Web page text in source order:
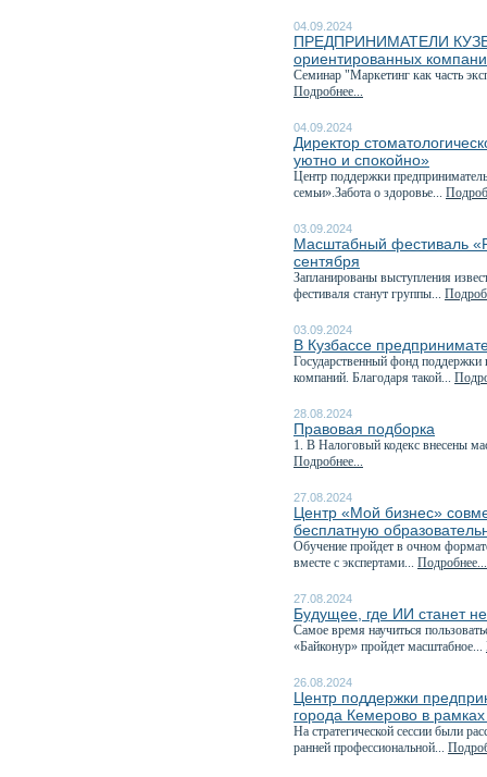
04.09.2024
ПРЕДПРИНИМАТЕЛИ
ориентированных
Семинар "Маркетинг как часть
Подробнее...
04.09.2024
Директор
уютно и спокойно»
Центр поддержки
семьи».Забота о здоровье...
03.09.2024
Масштабный фестиваль
сентября
Запланированы выступления
фестиваля станут группы...
03.09.2024
В Кузбассе
Государственный фонд поддержки
компаний. Благодаря такой...
28.08.2024
Правовая подборка
1. В Налоговый кодекс внесены
Подробнее...
27.08.2024
Центр «Мой бизнес»
бесплатную
Обучение пройдет в очном
вместе с экспертами... Подробнее...
27.08.2024
Будущее, где ИИ станет
Самое время научиться
«Байконур» пройдет масштабное...
26.08.2024
Центр поддержки
города Кемерово в
На стратегической сессии были
ранней профессиональной...